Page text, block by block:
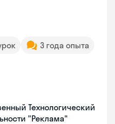
3 года опыта
Технологический
"Реклама"